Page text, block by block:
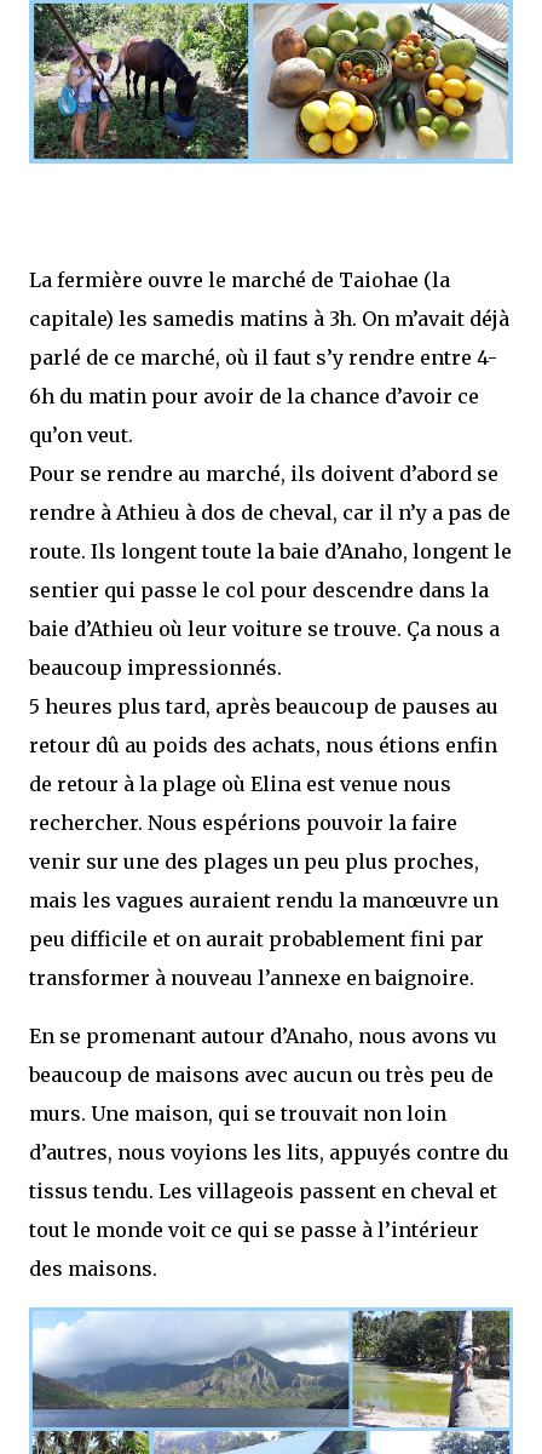
La fermière ouvre le marché de Taiohae (la
capitale) les samedis matins à 3h. On m’avait déjà
parlé de ce marché, où il faut s’y rendre entre 4-
6h du matin pour avoir de la chance d’avoir ce
qu’on veut.
Pour se rendre au marché, ils doivent d’abord se
rendre à Athieu à dos de cheval, car il n’y a pas de
route. Ils longent toute la baie d’Anaho, longent le
sentier qui passe le col pour descendre dans la
baie d’Athieu où leur voiture se trouve. Ça nous a
beaucoup impressionnés.
5 heures plus tard, après beaucoup de pauses au
retour dû au poids des achats, nous étions enfin
de retour à la plage où Elina est venue nous
rechercher. Nous espérions pouvoir la faire
venir sur une des plages un peu plus proches,
mais les vagues auraient rendu la manœuvre un
peu difficile et on aurait probablement fini par
transformer à nouveau l’annexe en baignoire.
En se promenant autour d’Anaho, nous avons vu
beaucoup de maisons avec aucun ou très peu de
murs. Une maison, qui se trouvait non loin
d’autres, nous voyions les lits, appuyés contre du
tissus tendu. Les villageois passent en cheval et
tout le monde voit ce qui se passe à l’intérieur
des maisons.